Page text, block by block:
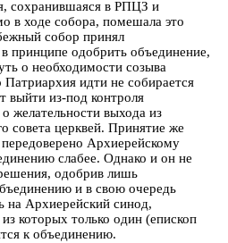
сохранившаяся в РПЦЗ и
в ходе собора, помешала это
собор принял
принципе одобрить объединение,
о необходимости созыва
идти не собирается
выйти из-под контроля
желательности выхода из
совета церквей. Принятие же
Архиерейскому
слабее. Однако и он не
одобрив лишь
и в свою очередь
на Архиерейский синод,
которых только один (епископ
к объединению.